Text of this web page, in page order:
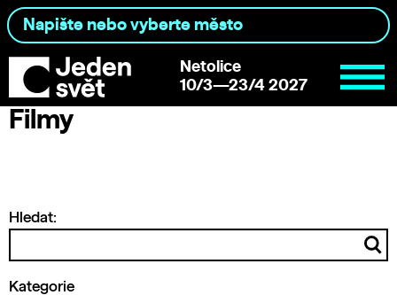
Netolice
10/3—23/4 2027
Filmy
Hledat:
Kategorie